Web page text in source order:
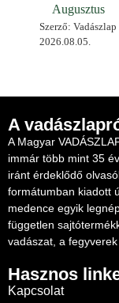
Augusztus
Szerző: Vadászlap
2026.08.05.
A
A Magyar
immár több mint 35
iránt érdeklődő
formátumban kiadott
medence egyik
független
vadászat, a
Hasznos
Kapcsolat